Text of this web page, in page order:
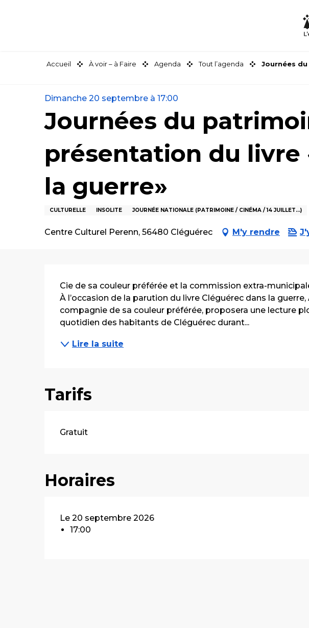
Accueil À voir – à Faire Agenda Tout l’agenda Journées
Dimanche 20 septembre à 17:00
Journées du
présentation du livre
la guerre»
CULTURELLE INSOLITE JOURNÉE NATIONALE (PATRIMOINE / CINÉMA / 14 JUILLET...)
Centre Culturel Perenn, 56480 Cléguérec M'y rendre
Description
Cie de sa couleur préférée et la commission extra-
À l’occasion de la parution du livre Cléguérec dans la
compagnie de sa couleur préférée, proposera une lecture
quotidien des habitants de Cléguérec durant...
Lire la suite
Tarifs
Gratuit
Horaires
Le 20 septembre 2026
17:00